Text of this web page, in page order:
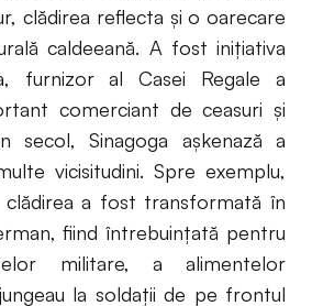
clădirea reflecta şi o oarecare
caldeeană. A fost iniţiativa
furnizor al Casei Regale a
comerciant de ceasuri şi
secol, Sinagoga aşkenază a
vicisitudini. Spre exemplu,
clădirea a fost transformată în
fiind întrebuinţată pentru
militare, a alimentelor
la soldaţii de pe frontul